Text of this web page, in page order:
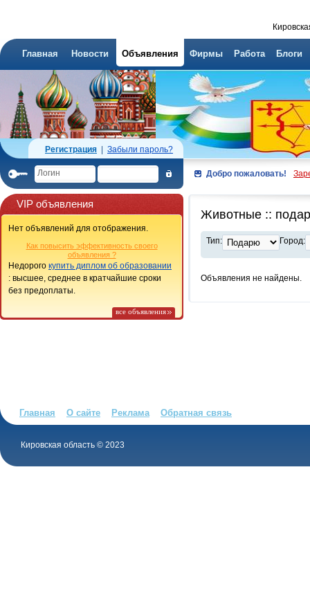
Главная Новости Объявления Фирмы Работа Блоги
Регистрация Забыли пароль?
Добро пожаловать!
VIP объявления
Нет объявлений для отображения.
Как повысить эффективность своего
объявления ?
Недорого купить диплом об образовании
: высшее, среднее в кратчайшие сроки
без предоплаты.
все объявления
Животные ::
Тип: Город:
Объявления не найдены.
Главная О сайте Реклама Обратная связь
Кировская область © 2023